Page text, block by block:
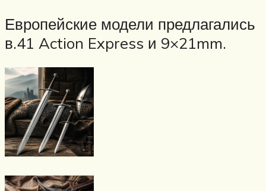
Европейские модели предлагались
в.41 Action Express и 9×21mm.